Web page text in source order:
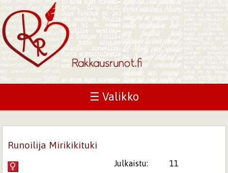
☰ Valikko
Runoilija Mirikikituki
Julkaistu:
11